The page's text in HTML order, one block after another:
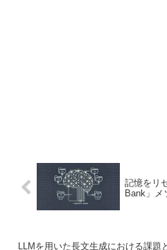
記憶をリ
Bank」メ
LLMを用いた長文生成における課題